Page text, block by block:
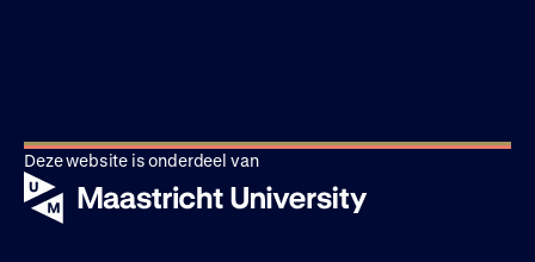
Deze website is onderdeel van